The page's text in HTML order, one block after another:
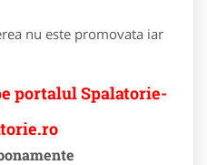
nu este promovata iar
portalul Spalatorie-